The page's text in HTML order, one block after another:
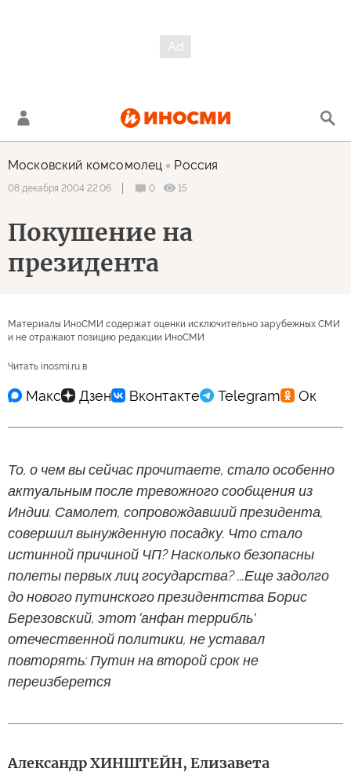
Московский комсомолец Россия
08 декабря 2004 22:06 0 15
Покушение на
президента
Материалы ИноСМИ содержат оценки исключительно зарубежных СМИ
и не отражают позицию редакции ИноСМИ
Читать inosmi.ru в
То, о чем вы сейчас прочитаете, стало особенно
актуальным после тревожного сообщения из
Индии. Самолет, сопровождавший президента,
совершил вынужденную посадку. Что стало
истинной причиной ЧП? Насколько безопасны
полеты первых лиц государства? ...Еще задолго
до нового путинского президентства Борис
Березовский, этот 'анфан террибль'
отечественной политики, не уставал
повторять: Путин на второй срок не
переизберется
Александр ХИНШТЕЙН, Елизавета